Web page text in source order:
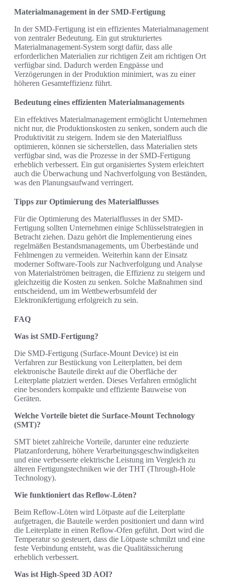
Materialmanagement in der SMD-Fertigung
In der SMD-Fertigung ist ein effizientes Materialmanagement
von zentraler Bedeutung. Ein gut strukturiertes
Materialmanagement-System sorgt dafür, dass alle
erforderlichen Materialien zur richtigen Zeit am richtigen Ort
verfügbar sind. Dadurch werden Engpässe und
Verzögerungen in der Produktion minimiert, was zu einer
höheren Gesamteffizienz führt.
Bedeutung eines effizienten Materialmanagements
Ein effektives Materialmanagement ermöglicht Unternehmen
nicht nur, die Produktionskosten zu senken, sondern auch die
Produktivität zu steigern. Indem sie den Materialfluss
optimieren, können sie sicherstellen, dass Materialien stets
verfügbar sind, was die Prozesse in der SMD-Fertigung
erheblich verbessert. Ein gut organisiertes System erleichtert
auch die Überwachung und Nachverfolgung von Beständen,
was den Planungsaufwand verringert.
Tipps zur Optimierung des Materialflusses
Für die Optimierung des Materialflusses in der SMD-
Fertigung sollten Unternehmen einige Schlüsselstrategien in
Betracht ziehen. Dazu gehört die Implementierung eines
regelmäßen Bestandsmanagements, um Überbestände und
Fehlmengen zu vermeiden. Weiterhin kann der Einsatz
moderner Software-Tools zur Nachverfolgung und Analyse
von Materialströmen beitragen, die Effizienz zu steigern und
gleichzeitig die Kosten zu senken. Solche Maßnahmen sind
entscheidend, um im Wettbewerbsumfeld der
Elektronikfertigung erfolgreich zu sein.
FAQ
Was ist SMD-Fertigung?
Die SMD-Fertigung (Surface-Mount Device) ist ein
Verfahren zur Bestückung von Leiterplatten, bei dem
elektronische Bauteile direkt auf die Oberfläche der
Leiterplatte platziert werden. Dieses Verfahren ermöglicht
eine besonders kompakte und effiziente Bauweise von
Geräten.
Welche Vorteile bietet die Surface-Mount Technology
(SMT)?
SMT bietet zahlreiche Vorteile, darunter eine reduzierte
Platzanforderung, höhere Verarbeitungsgeschwindigkeiten
und eine verbesserte elektrische Leistung im Vergleich zu
älteren Fertigungstechniken wie der THT (Through-Hole
Technology).
Wie funktioniert das Reflow-Löten?
Beim Reflow-Löten wird Lötpaste auf die Leiterplatte
aufgetragen, die Bauteile werden positioniert und dann wird
die Leiterplatte in einen Reflow-Ofen geführt. Dort wird die
Temperatur so gesteuert, dass die Lötpaste schmilzt und eine
feste Verbindung entsteht, was die Qualitätssicherung
erheblich verbessert.
Was ist High-Speed 3D AOI?